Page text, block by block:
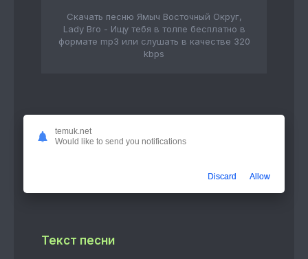
Скачать песню Ямыч Восточный Округ,
Lady Bro - Ищу тебя в толпе бесплатно в
формате mp3 или слушать в качестве 320
kbps
Текст песни
temuk.net
Would like to send you notifications
Discard Allow